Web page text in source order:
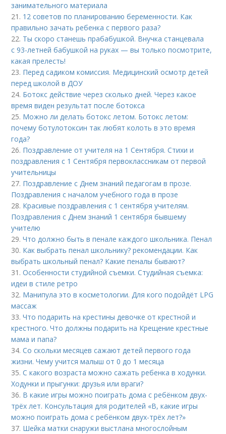
занимательного материала
21. 12 советов по планированию беременности. Как
правильно зачать ребенка с первого раза?
22. Ты скоро станешь прабабушкой. Внучка станцевала
с 93-летней бабушкой на руках — вы только посмотрите,
какая прелесть!
23. Перед садиком комиссия. Медицинский осмотр детей
перед школой в ДОУ
24. Ботокс действие через сколько дней. Через какое
время виден результат после ботокса
25. Можно ли делать ботокс летом. Ботокс летом:
почему ботулотоксин так любят колоть в это время
года?
26. Поздравление от учителя на 1 Сентября. Стихи и
поздравления с 1 Сентября первоклассникам от первой
учительницы
27. Поздравление с Днем знаний педагогам в прозе.
Поздравления с началом учебного года в прозе
28. Красивые поздравления с 1 сентября учителям.
Поздравления с Днем знаний 1 сентября бывшему
учителю
29.Что должно быть в пенале каждого школьника. Пенал
30. Как выбрать пенал школьнику? рекомендации. Как
выбрать школьный пенал? Какие пеналы бывают?
31.Особенности студийной съемки. Студийная съемка:
идеи в стиле ретро
32. Манипула это в косметологии. Для кого подойдёт LPG
массаж
33.Что подарить на крестины девочке от крестной и
крестного. Что должны подарить на Крещение крестные
мама и папа?
34.Со скольки месяцев сажают детей первого года
жизни. Чему учится малыш от 0 до 1 месяца
35.С какого возраста можно сажать ребенка в ходунки.
Ходунки и прыгунки: друзья или враги?
36. В какие игры можно поиграть дома с ребёнком двух-
трёх лет. Консультация для родителей «В, какие игры
можно поиграть дома с ребёнком двух-трёх лет?»
37. Шейка матки снаружи выстлана многослойным